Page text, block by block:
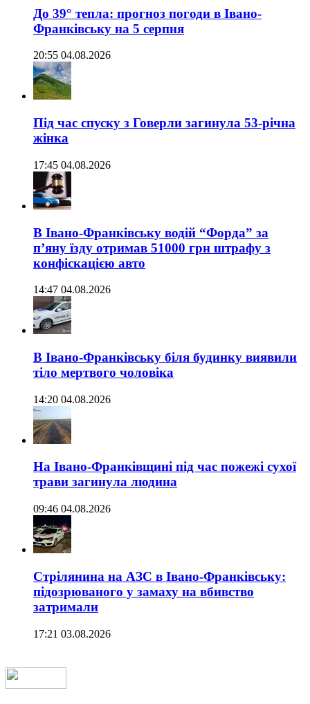
До 39° тепла: прогноз погоди в Івано-
Франківську на 5 серпня
20:55 04.08.2026
Під час спуску з Говерли загинула 53-річна
жінка
17:45 04.08.2026
В Івано-Франківську водій “Форда” за
п’яну їзду отримав 51000 грн штрафу з
конфіскацією авто
14:47 04.08.2026
В Івано-Франківську біля будинку виявили
тіло мертвого чоловіка
14:20 04.08.2026
На Івано-Франківщині під час пожежі сухої
трави загинула людина
09:46 04.08.2026
Стрілянина на АЗС в Івано-Франківську:
підозрюваного у замаху на вбивство
затримали
17:21 03.08.2026